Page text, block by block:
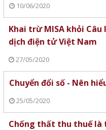
10/06/2020
Khai trừ MISA khỏi Câu
dịch điện tử Việt Nam
27/05/2020
Chuyển đổi số - Nên
25/05/2020
Chống thất thu thuế là